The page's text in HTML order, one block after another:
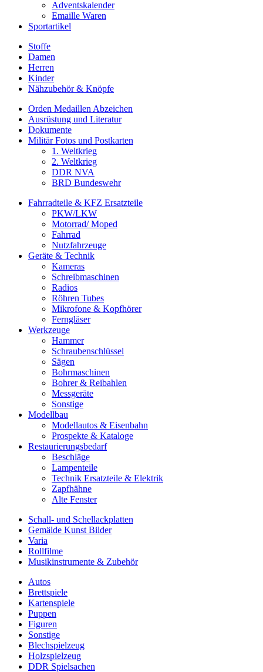
Adventskalender
Emaille Waren
Sportartikel
Stoffe
Damen
Herren
Kinder
Nähzubehör & Knöpfe
Orden Medaillen Abzeichen
Ausrüstung und Literatur
Dokumente
Militär Fotos und Postkarten
1. Weltkrieg
2. Weltkrieg
DDR NVA
BRD Bundeswehr
Fahrradteile & KFZ Ersatzteile
PKW/LKW
Motorrad/ Moped
Fahrrad
Nutzfahrzeuge
Geräte & Technik
Kameras
Schreibmaschinen
Radios
Röhren Tubes
Mikrofone & Kopfhörer
Ferngläser
Werkzeuge
Hammer
Schraubenschlüssel
Sägen
Bohrmaschinen
Bohrer & Reibahlen
Messgeräte
Sonstige
Modellbau
Modellautos & Eisenbahn
Prospekte & Kataloge
Restaurierungsbedarf
Beschläge
Lampenteile
Technik Ersatzteile & Elektrik
Zapfhähne
Alte Fenster
Schall- und Schellackplatten
Gemälde Kunst Bilder
Varia
Rollfilme
Musikinstrumente & Zubehör
Autos
Brettspiele
Kartenspiele
Puppen
Figuren
Sonstige
Blechspielzeug
Holzspielzeug
DDR Spielsachen